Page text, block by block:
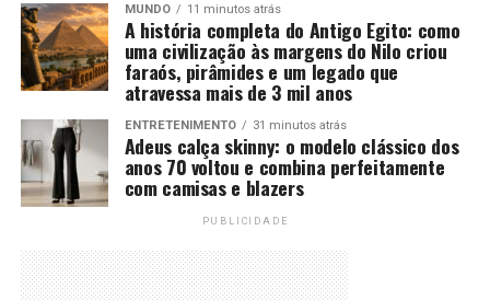
MUNDO 11 minutos atrás
A história completa do Antigo Egito: como
uma civilização às margens do Nilo criou
faraós, pirâmides e um legado que
atravessa mais de 3 mil anos
ENTRETENIMENTO 31 minutos atrás
Adeus calça skinny: o modelo clássico dos
anos 70 voltou e combina perfeitamente
com camisas e blazers
PUBLICIDADE